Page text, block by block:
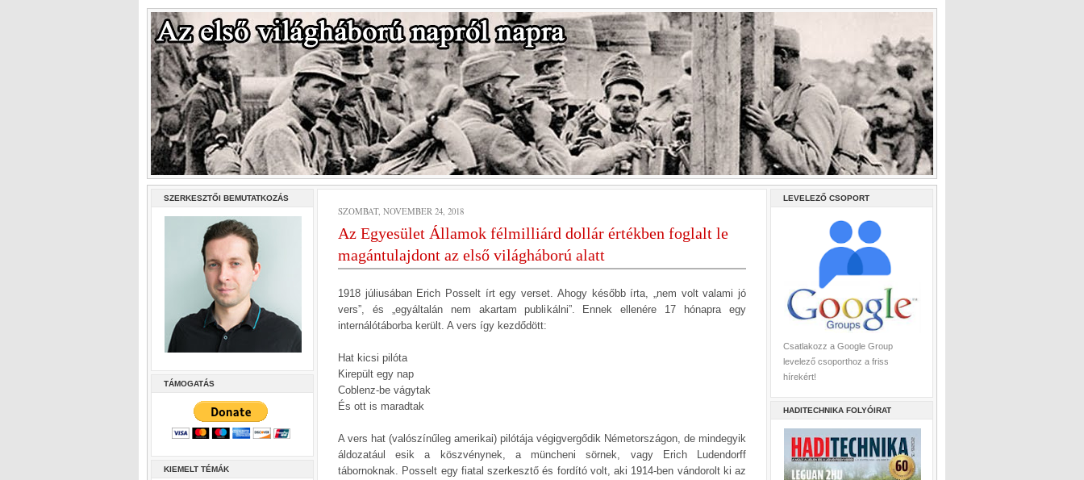
SZERKESZTŐI BEMUTATKOZÁS
TÁMOGATÁS
KIEMELT TÉMÁK
SZOMBAT, NOVEMBER 24, 2018
Az Egyesület Államok félmilliárd dollár értékben foglalt le
magántulajdont az első világháború alatt
1918 júliusában Erich Posselt írt egy verset. Ahogy később írta, „nem volt valami jó
vers”, és „egyáltalán nem akartam publikálni”. Ennek ellenére 17 hónapra egy
internálótáborba került. A vers így kezdődött:
Hat kicsi pilóta
Kirepült egy nap
Coblenz-be vágytak
És ott is maradtak
A vers hat (valószínűleg amerikai) pilótája végigvergődik Németországon, de mindegyik
áldozatául esik a köszvénynek, a müncheni sörnek, vagy Erich Ludendorff
tábornoknak. Posselt egy fiatal szerkesztő és fordító volt, aki 1914-ben vándorolt ki az
LEVELEZŐ CSOPORT
Csatlakozz a Google Group
levelező csoporthoz a friss
hírekért!
HADITECHNIKA FOLYÓIRAT